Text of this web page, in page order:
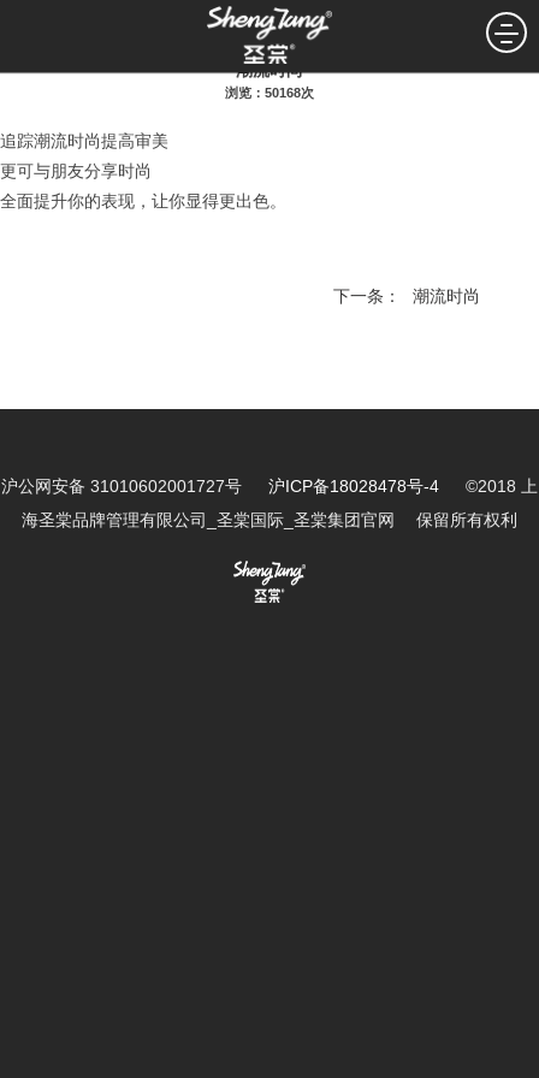
潮流时尚
浏览：50168次
追踪潮流时尚提高审美
更可与朋友分享时尚
全面提升你的表现，让你显得更出色。
潮流时尚
下一条：
沪公网安备 31010602001727号 沪ICP备18028478号-4
©2018 上
海圣棠品牌管理有限公司_圣棠国际_圣棠集团官网 保留所有权利